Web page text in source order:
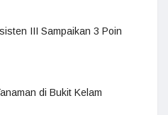
III Sampaikan 3 Poin
di Bukit Kelam